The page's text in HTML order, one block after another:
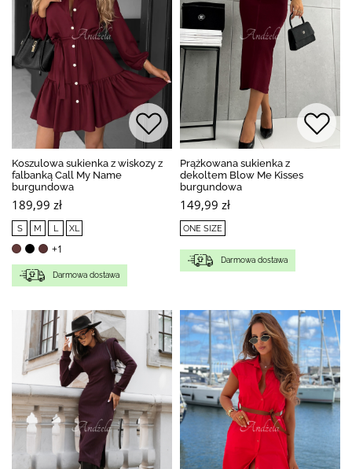
Koszulowa sukienka z wiskozy z
falbanką Call My Name
burgundowa
189,99 zł
S M L XL
+1
Darmowa dostawa
Prążkowana sukienka z
dekoltem Blow Me Kisses
burgundowa
149,99 zł
ONE SIZE
Darmowa dostawa